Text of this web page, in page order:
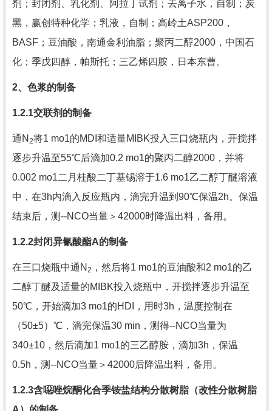
剂；封闭剂、乳化剂、阿拉丁试剂；去离子水，自制；炭
黑，赢创特种化学；乳液，自制；高岭土ASP200 ，
BASF ；豆油酸，南通金利油脂；聚丙二醇2000 ，中国石
化；季戊四醇，帕斯托；三乙烯四胺，日本东曹。
2、色浆的制备
1.2.1交联剂的制备
通 N 2将1 mo1的MDI 和适量MIBK投入三口烧瓶内，开搅拌
逐步升温至55℃后滴加0.2 mo1的聚丙二醇2000 ，并将
0.002 mo1二月桂酸二丁基锡溶于1.6 mo1乙二醇丁醚溶液
中，在3h内滴入反应瓶内，滴完升温到 90℃保温2h。保温
结束后，测--NCO当量＞ 42000时降温出料，备用。
1.2.2封闭异氰酸酯A的制备
在三口烧瓶中通 N 2 ，然后将1 mo1的豆油酸和2 mo1的乙
二醇丁醚及适量的MIBK投入烧瓶中，开搅拌逐步升温至
50℃，开始滴加3 mo1的HDI ，用时3h ，温度控制在
（50±5）℃，滴完保温30 min ，测得--NCO当量为
340±10 ，然后滴加1 mo1的三乙醇胺，滴加3h ，保温
0.5h ，测--NCO当量＞ 42000后降温出料，备用。
1.2.3含噁唑烷酮化合季铵盐结构分散树脂（改性分散树脂